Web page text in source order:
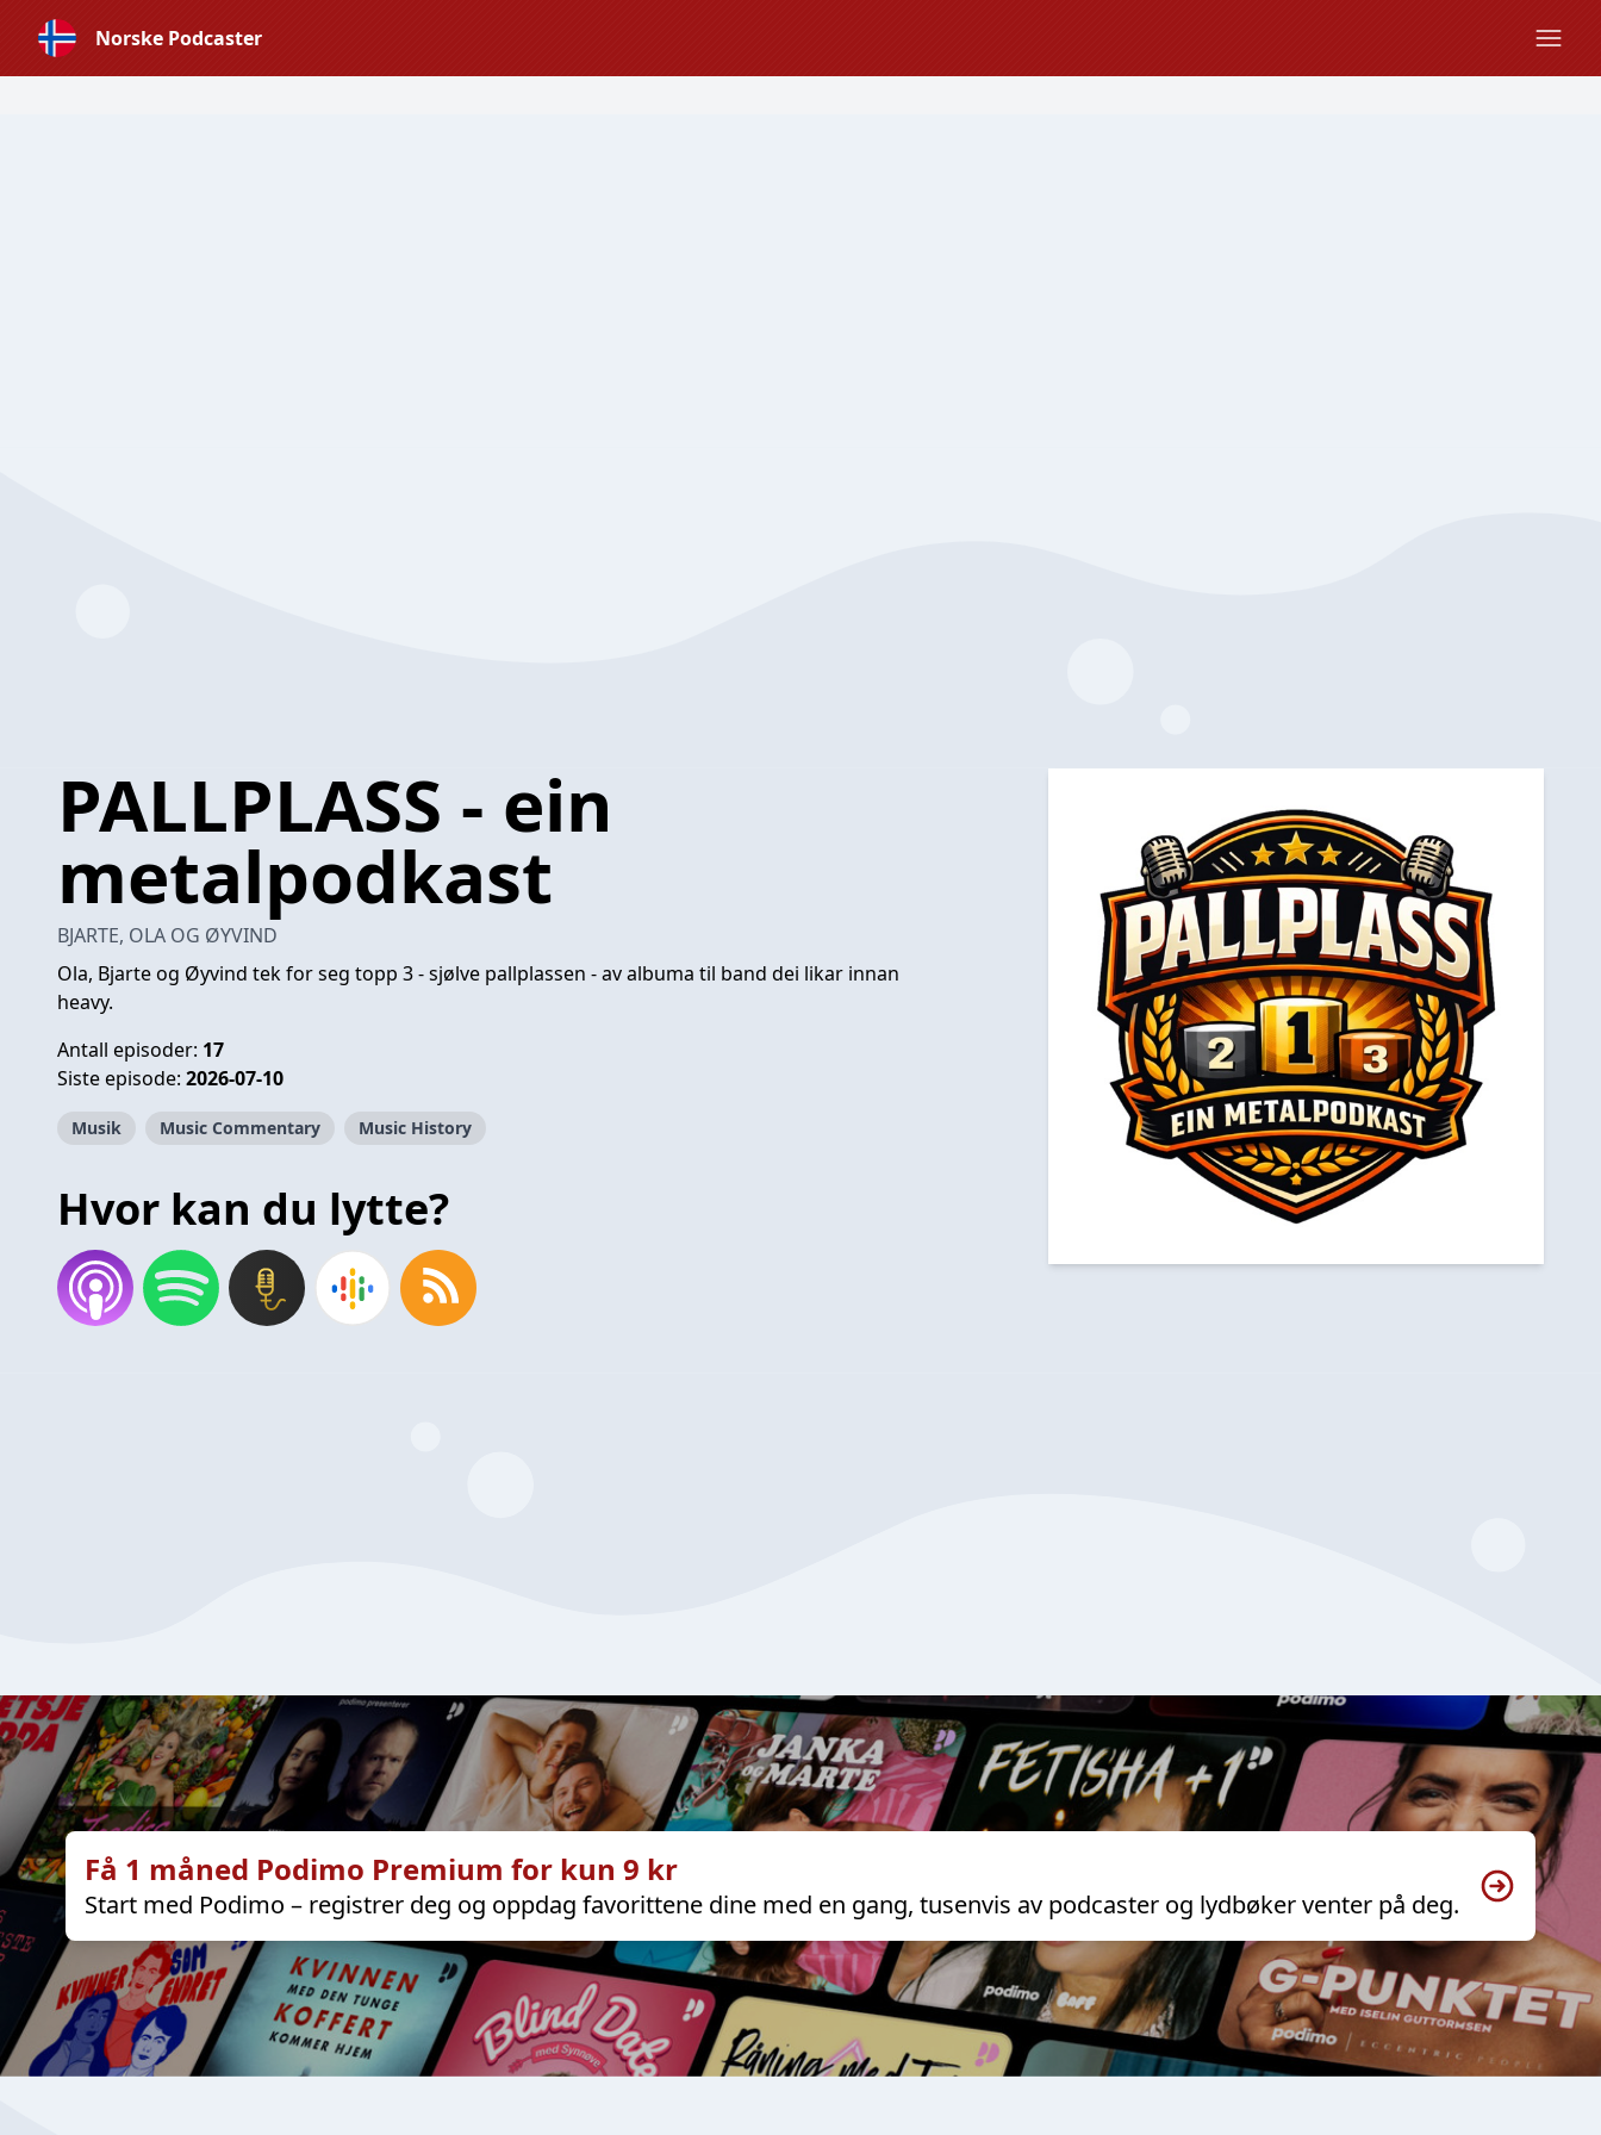
Norske Podcaster
PALLPLASS - ein
metalpodkast
BJARTE, OLA OG ØYVIND
Ola, Bjarte og Øyvind tek for seg topp 3 - sjølve pallplassen - av albuma til band dei likar innan
heavy.
Antall episoder: 17
Siste episode: 2026-07-10
Musik Music Commentary Music History
Hvor kan du lytte?
Få 1 måned Podimo Premium for kun 9 kr
Start med Podimo – registrer deg og oppdag favorittene dine med en gang, tusenvis av podcaster og lydbøker venter på deg.